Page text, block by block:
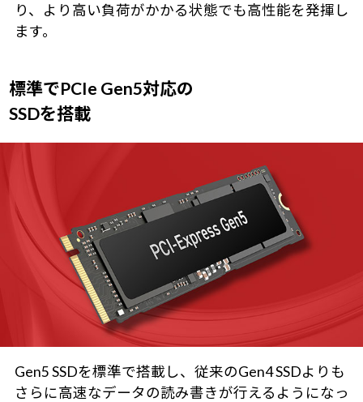
り、より高い負荷がかかる状態でも高性能を発揮し
ます。
標準でPCIe Gen5対応の
SSDを搭載
Gen5 SSDを標準で搭載し、従来のGen4 SSDよりも
さらに高速なデータの読み書きが行えるようになっ